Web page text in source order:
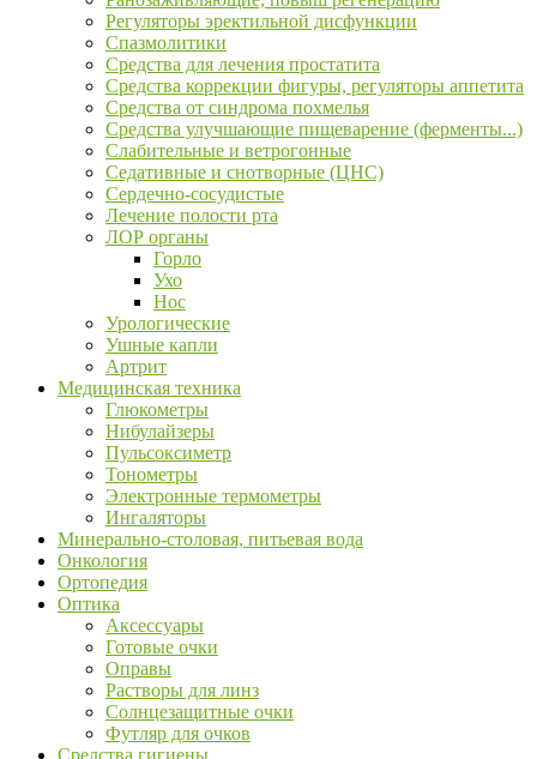
Регуляторы эректильной дисфункции
Спазмолитики
Средства для лечения простатита
Средства коррекции фигуры, регуляторы аппетита
Средства от синдрома похмелья
Средства улучшающие пищеварение (ферменты...)
Слабительные и ветрогонные
Седативные и снотворные (ЦНС)
Сердечно-сосудистые
Лечение полости рта
ЛОР органы
Горло
Ухо
Нос
Урологические
Ушные капли
Артрит
Медицинская техника
Глюкометры
Нибулайзеры
Пульсоксиметр
Тонометры
Электронные термометры
Ингаляторы
Минерально-столовая, питьевая вода
Онкология
Ортопедия
Оптика
Аксессуары
Готовые очки
Оправы
Растворы для линз
Солнцезащитные очки
Футляр для очков